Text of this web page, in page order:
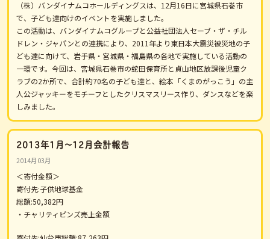
（株）バンダイナムコホールディングスは、12月16日に宮城県石巻市
で、子ども達向けのイベントを実施しました。
この活動は、バンダイナムコグループと公益社団法人セーブ・ザ・チル
ドレン・ジャパンとの連携により、2011年より東日本大震災被災地の子
ども達に向けて、岩手県・宮城県・福島県の各地で実施している活動の
一環です。今回は、宮城県石巻市の蛇田保育所と貞山地区放課後児童ク
ラブの2か所で、合計約70名の子ども達と、絵本「くまのがっこう」の主
人公ジャッキーをモチーフとしたクリスマスリース作り、ダンスなどを楽
しみました。
2013年1月～12月会計報告
2014月03月
＜寄付金額＞
寄付先:子供地球基金
総額:50,382円
・チャリティピンズ売上金額